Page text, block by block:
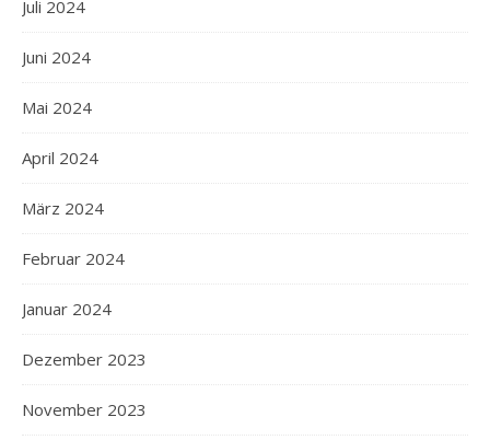
Juli 2024
Juni 2024
Mai 2024
April 2024
März 2024
Februar 2024
Januar 2024
Dezember 2023
November 2023